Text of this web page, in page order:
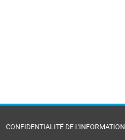
CONFIDENTIALITÉ DE L'INFORMATION